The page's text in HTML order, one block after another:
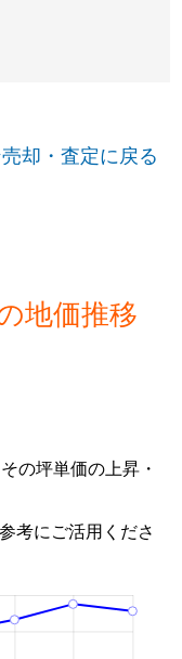
却・査定に戻る
地価推移
の坪単価の上昇・
考にご活用くださ